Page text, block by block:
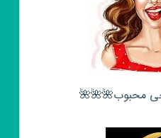
محبوب🌺🌺🌺